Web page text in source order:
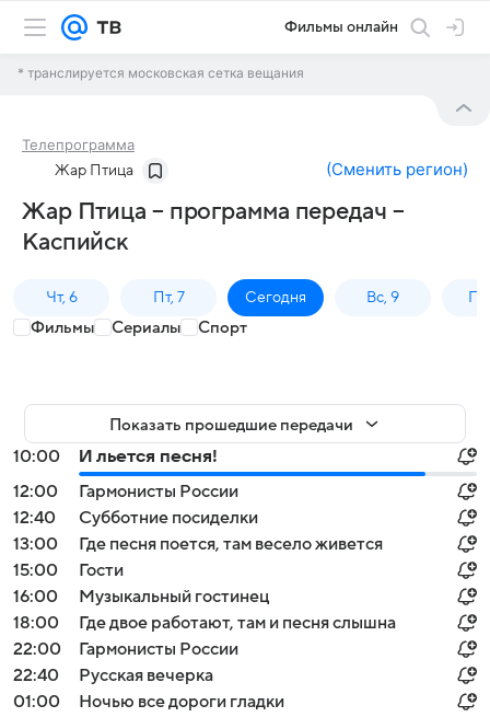
Фильмы онлайн
* транслируется московская сетка вещания
Телепрограмма
Жар Птица (Сменить регион)
Жар Птица – программа передач –
Каспийск
Чт, 6 Пт, 7 Сегодня Вс, 9
Фильмы Сериалы Спорт
Показать прошедшие передачи
10:00
И льется песня!
12:00
Гармонисты России
12:40
Субботние посиделки
13:00
Где песня поется, там весело живется
15:00
Гости
16:00
Музыкальный гостинец
18:00
Где двое работают, там и песня слышна
22:00
Гармонисты России
22:40
Русская вечерка
01:00
Ночью все дороги гладки